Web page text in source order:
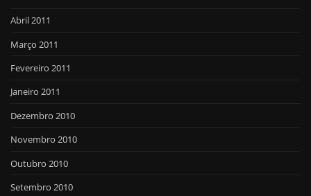
Abril 2011
Março 2011
Fevereiro 2011
Janeiro 2011
Dezembro 2010
Novembro 2010
Outubro 2010
Setembro 2010